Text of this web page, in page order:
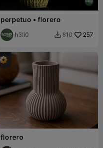
perpetuo • florero
h3li0  810 257
florero